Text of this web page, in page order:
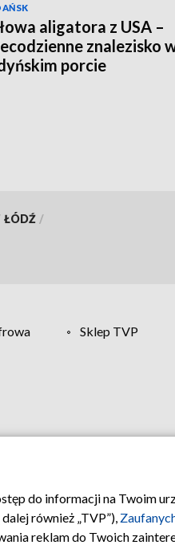
aligatora z USA –
znalezisko
porcie
ŁÓDŹ /
Sklep TVP
do informacji na Twoim
również „TVP”),
reklam do Twoich